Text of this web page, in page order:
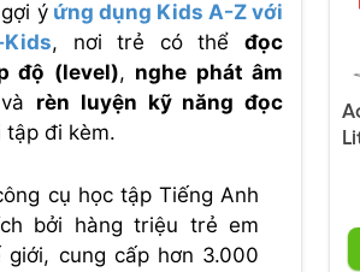
ý ứng dụng Kids A-Z với
, nơi trẻ có thểđọc
độ (level), nghe phát âm
rèn luyện kỹ năng đọc
tập đi kèm.
cụ học tập Tiếng Anh
bởi hàng triệu trẻ em
cung cấp hơn 3.000